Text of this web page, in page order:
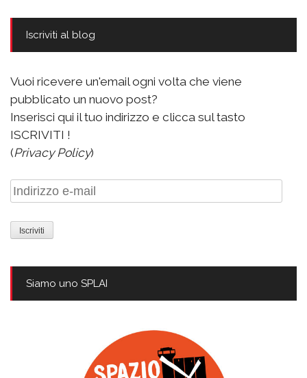
Iscriviti al blog
Vuoi ricevere un'email ogni volta che viene
pubblicato un nuovo post?
Inserisci qui il tuo indirizzo e clicca sul tasto
ISCRIVITI !
(Privacy Policy)
Indirizzo
e-
mail
Siamo uno SPLAI